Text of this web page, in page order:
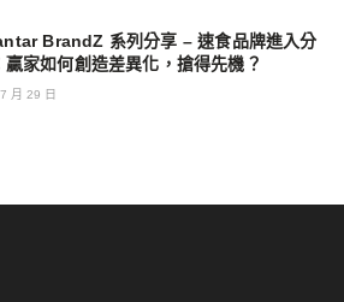
BrandZ 系列分享 – 速食品牌進入分
贏家如何創造差異化，搶得先機？
月 29 日